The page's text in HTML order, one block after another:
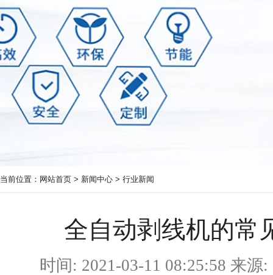
当前位置： 网站首页 > 新闻中心 > 行业新闻
全自动剥线机的常
时间: 2021-03-11 08:25:58 来